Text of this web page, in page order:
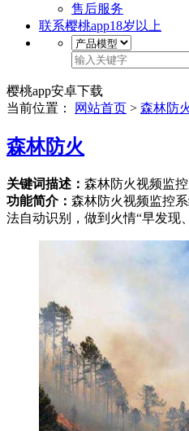
售后服务
联系樱桃app18岁以上
樱桃app安卓下载
当前位置：
网站首页 > 森林防
森林防火
关键词描述： 森林防火视频监控系
功能简介： 森林防火视频监控系
法自动识别，做到火情“早发现